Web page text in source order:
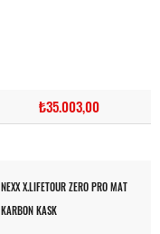
₺35.003,00
NEXX X.LIFETOUR ZERO PRO MAT
KARBON KASK